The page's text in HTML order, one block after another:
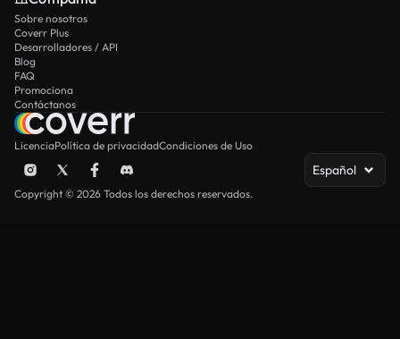
Sobre nosotros
Coverr Plus
Desarrolladores / API
Blog
FAQ
Promociona
Contáctanos
LicenciaPolítica de privacidadCondiciones de Uso
Español
Copyright © 2026 Todos los derechos reservados.